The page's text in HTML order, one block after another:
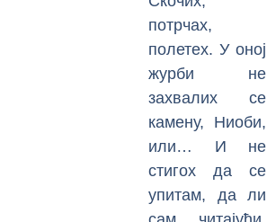
потрчах,
полетех. У оној
журби не
захвалих се
камену, Ниоби,
или… И не
стигох да се
упитам, да ли